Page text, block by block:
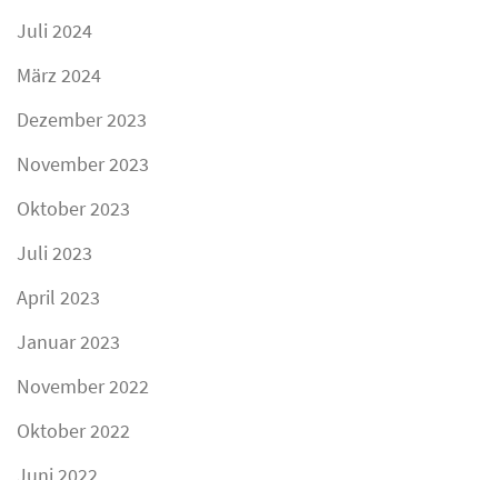
Juli 2024
März 2024
Dezember 2023
November 2023
Oktober 2023
Juli 2023
April 2023
Januar 2023
November 2022
Oktober 2022